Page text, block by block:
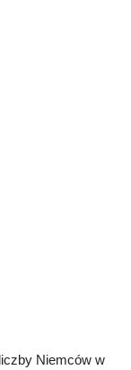
Niemców w